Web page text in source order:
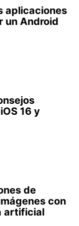
aplicaciones
un Android
16 y
de
con
artificial